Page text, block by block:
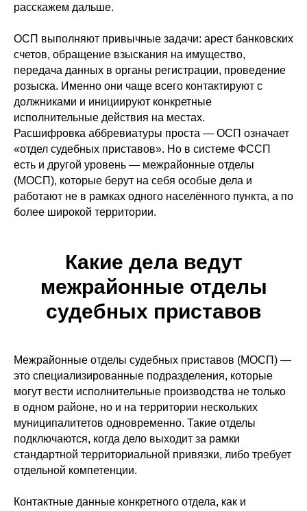
расскажем дальше.
ОСП выполняют привычные задачи: арест банковских
счетов, обращение взыскания на имущество,
передача данных в органы регистрации, проведение
розыска. Именно они чаще всего контактируют с
должниками и инициируют конкретные
исполнительные действия на местах.
Расшифровка аббревиатуры проста — ОСП означает
«отдел судебных приставов». Но в системе ФССП
есть и другой уровень — межрайонные отделы
(МОСП), которые берут на себя особые дела и
работают не в рамках одного населённого пункта, а по
более широкой территории.
Какие дела ведут
межрайонные отделы
судебных приставов
Межрайонные отделы судебных приставов (МОСП) —
это специализированные подразделения, которые
могут вести исполнительные производства не только
в одном районе, но и на территории нескольких
муниципалитетов одновременно. Такие отделы
подключаются, когда дело выходит за рамки
стандартной территориальной привязки, либо требует
отдельной компетенции.
Контактные данные конкретного отдела, как и